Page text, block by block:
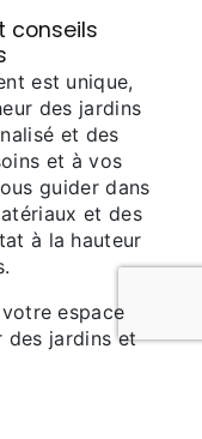
conseils
est unique,
des jardins
et des
et à vos
guider dans
et des
à la hauteur
espace
des jardins et